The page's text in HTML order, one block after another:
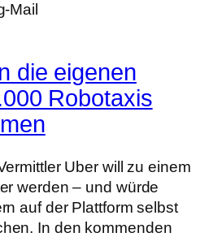
Mail
die eigenen
Robotaxis
Uber will zu einem
werden – und würde
auf der Plattform selbst
In den kommenden